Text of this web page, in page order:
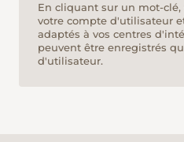
En cliquant sur un mot-clé,
votre compte d'utilisateur
adaptés à vos centres
peuvent être enregistrés
d'utilisateur.